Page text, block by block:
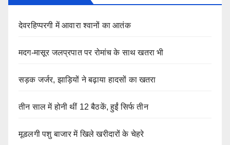
देवरहिप्परगी में आवारा श्वानों का आतंक
मदग-मासूर जलप्रपात पर रोमांच के साथ खतरा भी
सड़क जर्जर, झाड़ियों ने बढ़ाया हादसों का खतरा
तीन साल में होनी थीं 12 बैठकें, हुईं सिर्फ तीन
मूडलगी पशु बाजार में खिले खरीदारों के चेहरे